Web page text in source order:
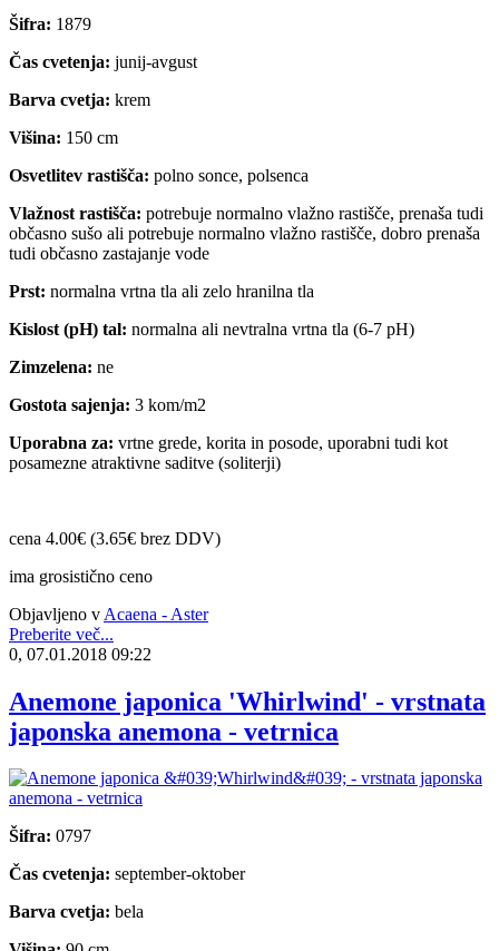
Šifra: 1879
Čas cvetenja: junij-avgust
Barva cvetja: krem
Višina: 150 cm
Osvetlitev rastišča: polno sonce, polsenca
Vlažnost rastišča: potrebuje normalno vlažno rastišče, prenaša tudi
občasno sušo ali potrebuje normalno vlažno rastišče, dobro prenaša
tudi občasno zastajanje vode
Prst: normalna vrtna tla ali zelo hranilna tla
Kislost (pH) tal: normalna ali nevtralna vrtna tla (6-7 pH)
Zimzelena: ne
Gostota sajenja: 3 kom/m2
Uporabna za: vrtne grede, korita in posode, uporabni tudi kot
posamezne atraktivne saditve (soliterji)
cena 4.00€ (3.65€ brez DDV)
ima grosistično ceno
Objavljeno v Acaena - Aster
Preberite več...
0, 07.01.2018 09:22
Anemone japonica 'Whirlwind' - vrstnata
japonska anemona - vetrnica
Šifra: 0797
Čas cvetenja: september-oktober
Barva cvetja: bela